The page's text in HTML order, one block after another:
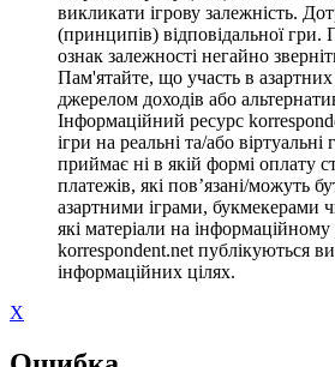
викликати ігрову залежність.
(принципів) відповідальної
ознак залежності негайно
Пам'ятайте, що участь в
джерелом доходів або
Інформаційний ресурс
ігри на реальні та/або
приймає ні в якій формі оплату
платежів, які пов’язані/можуть
азартними іграми, букмекерами
які матеріали на інформаційному
korrespondent.net публікуються
інформаційних цілях.
X